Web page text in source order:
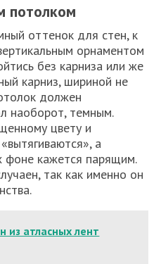
потолком
оттенок для стен, к
орнаментом
без карниза или же
карниз, шириной не
должен
наоборот, темным.
цвету и
а
фоне кажется парящим.
так как именно он
из атласных лент